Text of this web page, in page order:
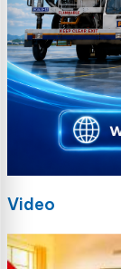
Video